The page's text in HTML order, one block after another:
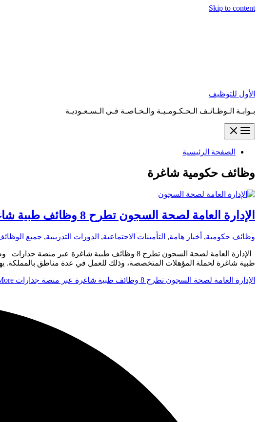
Skip to content
الأول للتوظيف
بـوابـة الـوظـائـف الـحـكـومـيـة والـخـاصـة فـي الـسـعـوديـة
الصفحة الرئيسية
وظائف حكومية شاغرة
الإدارة العامة لصحة السجون تطرح 8 وظائف طبية شاغرة عبر منصة جدارات
وظائف حكومية, أخبار هامة, التأمينات الاجتماعية, الدورات التدريبية, جميع
طبية شاغرة لحملة المؤهلات المتخصصة، وذلك للعمل في عدة مناطق
الإدارة العامة لصحة السجون تطرح 8 وظائف طبية شاغرة عبر منصة جدارات